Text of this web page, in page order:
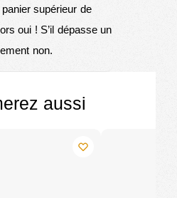
supérieur de
oui ! S’il dépasse un
non.
aussi